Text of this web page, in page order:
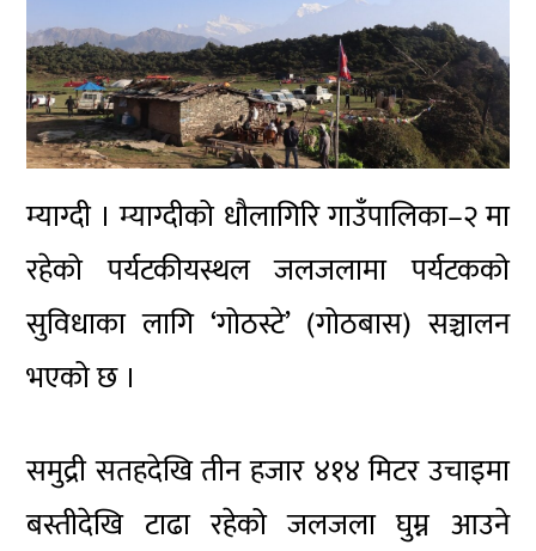
म्याग्दी । म्याग्दीको धौलागिरि गाउँपालिका–२ मा
रहेको पर्यटकीयस्थल जलजलामा पर्यटकको
सुविधाका लागि ‘गोठस्टे’ (गोठबास) सञ्चालन
भएको छ ।
समुद्री सतहदेखि तीन हजार ४१४ मिटर उचाइमा
बस्तीदेखि टाढा रहेको जलजला घुम्न आउने